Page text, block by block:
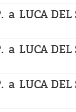
a LUCA DEL
a LUCA DEL
a LUCA DEL